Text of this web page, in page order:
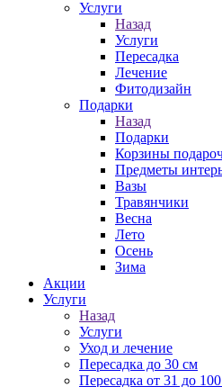
Услуги
Назад
Услуги
Пересадка
Лечение
Фитодизайн
Подарки
Назад
Подарки
Корзины
Предметы
Вазы
Травянчики
Весна
Лето
Осень
Зима
Акции
Услуги
Назад
Услуги
Уход и лечение
Пересадка до 30 см
Пересадка от 31 до